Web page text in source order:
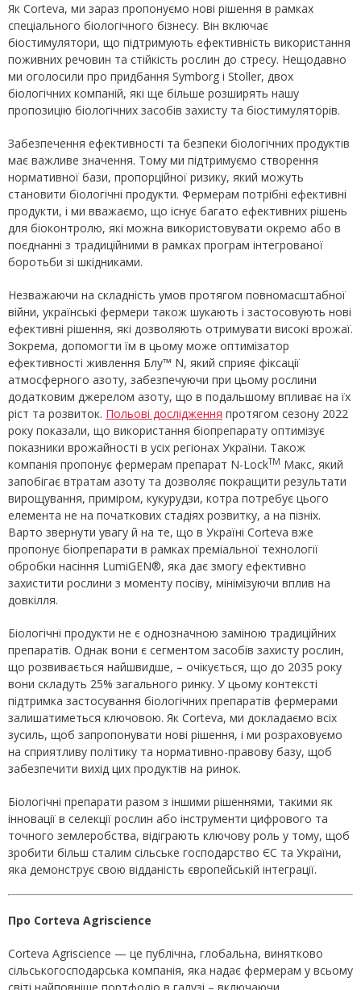
Як Corteva, ми зараз пропонуємо нові рішення в рамках
спеціального біологічного бізнесу. Він включає
біостимулятори, що підтримують ефективність використання
поживних речовин та стійкість рослин до стресу. Нещодавно
ми оголосили про придбання Symborg і Stoller, двох
біологічних компаній, які ще більше розширять нашу
пропозицію біологічних засобів захисту та біостимуляторів.
Забезпечення ефективності та безпеки біологічних продуктів
має важливе значення. Тому ми підтримуємо створення
нормативної бази, пропорційної ризику, який можуть
становити біологічні продукти. Фермерам потрібні ефективні
продукти, і ми вважаємо, що існує багато ефективних рішень
для біоконтролю, які можна використовувати окремо або в
поєднанні з традиційними в рамках програм інтегрованої
боротьби зі шкідниками.
Незважаючи на складність умов протягом повномасштабної
війни, українські фермери також шукають і застосовують нові
ефективні рішення, які дозволяють отримувати високі врожаї.
Зокрема, допомогти їм в цьому може оптимізатор
ефективності живлення Блу™ N, який сприяє фіксації
атмосферного азоту, забезпечуючи при цьому рослини
додатковим джерелом азоту, що в подальшому впливає на їх
ріст та розвиток. Польові дослідження протягом сезону 2022
року показали, що використання біопрепарату оптимізує
показники врожайності в усіх регіонах України. Також
компанія пропонує фермерам препарат N-LockТМ Макс, який
запобігає втратам азоту та дозволяє покращити результати
вирощування, приміром, кукурудзи, котра потребує цього
елемента не на початкових стадіях розвитку, а на пізніх.
Варто звернути увагу й на те, що в Україні Corteva вже
пропонує біопрепарати в рамках преміальної технології
обробки насіння LumiGEN®, яка дає змогу ефективно
захистити рослини з моменту посіву, мінімізуючи вплив на
довкілля.
Біологічні продукти не є однозначною заміною традиційних
препаратів. Однак вони є сегментом засобів захисту рослин,
що розвивається найшвидше, – очікується, що до 2035 року
вони складуть 25% загального ринку. У цьому контексті
підтримка застосування біологічних препаратів фермерами
залишатиметься ключовою. Як Corteva, ми докладаємо всіх
зусиль, щоб запропонувати нові рішення, і ми розраховуємо
на сприятливу політику та нормативно-правову базу, щоб
забезпечити вихід цих продуктів на ринок.
Біологічні препарати разом з іншими рішеннями, такими як
інновації в селекції рослин або інструменти цифрового та
точного землеробства, відіграють ключову роль у тому, щоб
зробити більш сталим сільське господарство ЄС та України,
яка демонструє свою відданість європейській інтеграції.
Про Corteva Agriscience
Corteva Agriscience — це публічна, глобальна, винятково
сільськогосподарська компанія, яка надає фермерам у всьому